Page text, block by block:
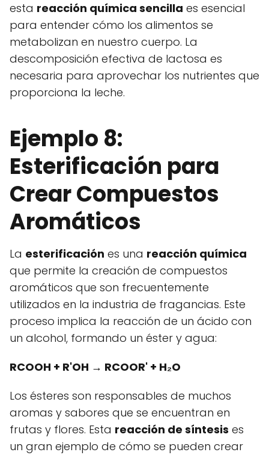
esta reacción química sencilla es esencial
para entender cómo los alimentos se
metabolizan en nuestro cuerpo. La
descomposición efectiva de lactosa es
necesaria para aprovechar los nutrientes que
proporciona la leche.
Ejemplo 8:
Esterificación para
Crear Compuestos
Aromáticos
La esterificación es una reacción química
que permite la creación de compuestos
aromáticos que son frecuentemente
utilizados en la industria de fragancias. Este
proceso implica la reacción de un ácido con
un alcohol, formando un éster y agua:
RCOOH + R'OH → RCOOR' + H₂O
Los ésteres son responsables de muchos
aromas y sabores que se encuentran en
frutas y flores. Esta reacción de síntesis es
un gran ejemplo de cómo se pueden crear